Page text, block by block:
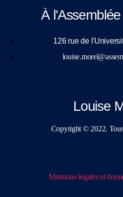
À
126 rue de
Louise
Copyright © 2022.
Mentions légales et